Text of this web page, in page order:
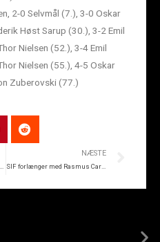
2-0 Selvmål (7.), 3-0 Oskar
Høst Sarup (30.), 3-2 Emil
Nielsen (52.), 3-4 Emil
Nielsen (55.), 4-5 Oskar
Zuberovski (77.)
NÆSTE
SIF forlænger med Rasmus Carstensen